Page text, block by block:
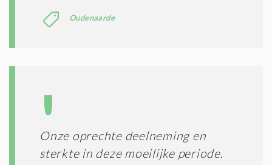
Oudenaarde
Onze oprechte deelneming en
sterkte in deze moeilijke periode.